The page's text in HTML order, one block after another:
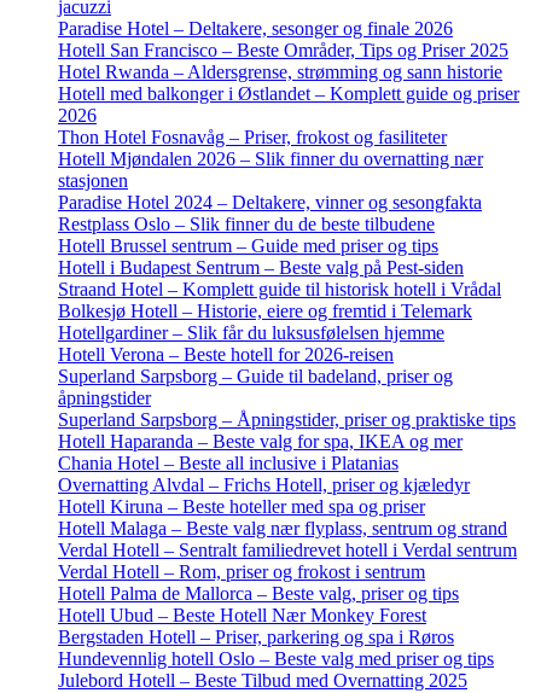
jacuzzi
Paradise Hotel – Deltakere, sesonger og finale 2026
Hotell San Francisco – Beste Områder, Tips og Priser 2025
Hotel Rwanda – Aldersgrense, strømming og sann historie
Hotell med balkonger i Østlandet – Komplett guide og priser
2026
Thon Hotel Fosnavåg – Priser, frokost og fasiliteter
Hotell Mjøndalen 2026 – Slik finner du overnatting nær
stasjonen
Paradise Hotel 2024 – Deltakere, vinner og sesongfakta
Restplass Oslo – Slik finner du de beste tilbudene
Hotell Brussel sentrum – Guide med priser og tips
Hotell i Budapest Sentrum – Beste valg på Pest-siden
Straand Hotel – Komplett guide til historisk hotell i Vrådal
Bolkesjø Hotell – Historie, eiere og fremtid i Telemark
Hotellgardiner – Slik får du luksusfølelsen hjemme
Hotell Verona – Beste hotell for 2026-reisen
Superland Sarpsborg – Guide til badeland, priser og
åpningstider
Superland Sarpsborg – Åpningstider, priser og praktiske tips
Hotell Haparanda – Beste valg for spa, IKEA og mer
Chania Hotel – Beste all inclusive i Platanias
Overnatting Alvdal – Frichs Hotell, priser og kjæledyr
Hotell Kiruna – Beste hoteller med spa og priser
Hotell Malaga – Beste valg nær flyplass, sentrum og strand
Verdal Hotell – Sentralt familiedrevet hotell i Verdal sentrum
Verdal Hotell – Rom, priser og frokost i sentrum
Hotell Palma de Mallorca – Beste valg, priser og tips
Hotell Ubud – Beste Hotell Nær Monkey Forest
Bergstaden Hotell – Priser, parkering og spa i Røros
Hundevennlig hotell Oslo – Beste valg med priser og tips
Julebord Hotell – Beste Tilbud med Overnatting 2025